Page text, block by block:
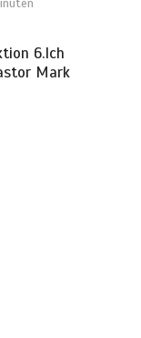
6.Ich
Mark